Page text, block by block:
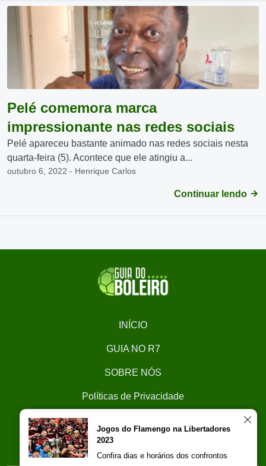
Pelé comemora marca
impressionante nas redes sociais
Pelé apareceu bastante animado nas redes sociais nesta
quarta-feira (5). Acontece que ele atingiu a...
outubro 6, 2022 - Henrique Carlos
Continuar lendo
INÍCIO
GUIA NO R7
SOBRE NÓS
Políticas de Privacidade
Trabalhe Conosco
Jogos do Flamengo na Libertadores
2023
Confira dias e horários dos confrontos